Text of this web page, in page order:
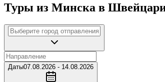
Туры из Минска в
Даты07.08.2026 - 14.08.2026